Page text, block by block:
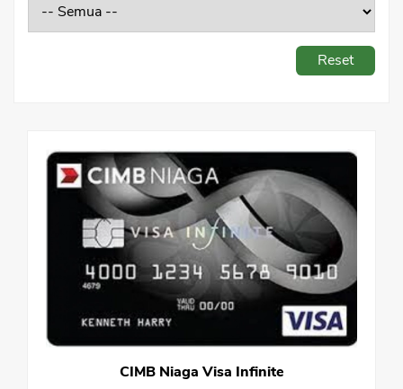
Sekuritas Saham
Asuransi
Asuransi Jiwa
Asuransi Kesehatan
Asuransi Syariah
Reset
CIMB Niaga Visa Infinite